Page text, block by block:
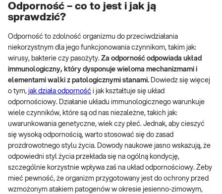
Odporność – co to jest i jak ją
sprawdzić?
Odporność to zdolność organizmu do przeciwdziałania
niekorzystnym dla jego funkcjonowania czynnikom, takim jak:
wirusy, bakterie czy pasożyty. Za odporność odpowiada układ
immunologiczny, który dysponuje wieloma mechanizmami i
elementami walki z patologicznymi stanami. Dowiedz się więcej
o tym, jak działa odporność i jak kształtuje się układ
odpornościowy. Działanie układu immunologicznego warunkuje
wiele czynników, które są od nas niezależne, takich jak:
uwarunkowania genetyczne, wiek czy płeć. Jednak, aby cieszyć
się wysoką odpornością, warto stosować się do zasad
prozdrowotnego stylu życia. Dowody naukowe jasno wskazują, że
odpowiedni styl życia przekłada się na ogólną kondycję,
szczególnie korzystnie wpływa zaś na układ odpornościowy. Żeby
mieć pewność, że organizm przygotowany jest do ochrony przed
wzmożonym atakiem patogenów w okresie jesienno-zimowym,